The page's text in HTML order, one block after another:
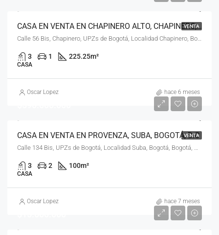
VENTACASA EN VENTA EN CHAPINERO ALTO, CHAPINERO, BOGOTÁ, D.C. – (958)
Calle 56 Bis, Chapinero, UPZs de Bogotá, Localidad Chapinero, Bogotá, Bogotá, Distrito Capital, RAP (Especial) Central, 110231, Colombia
3 1 225.25m²
CASA
Oscar Lopez hace 6 meses
VENTA
CASA EN VENTA EN PROVENZA, SUBA, BOGOTÁ, D.C
Calle 134 Bis, UPZs de Bogotá, Localidad Suba, Bogotá, Bogotá, Distrito Capital, RAP (Especial) Central, 111156, Colombia
3 2 100m²
CASA
Oscar Lopez hace 7 meses